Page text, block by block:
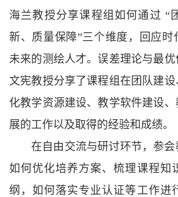
海兰教授分享课程组如何通过 “
新、质量保障”三个维度，回应时
未来的测绘人才。误差理论与最
文宪教授分享了课程组在团队建
化教学资源建设、教学软件建设
展的工作以及取得的经验和成绩。
在自由交流与研讨环节，参
如何优化培养方案、梳理课程知
纲，如何落实专业认证等工作进